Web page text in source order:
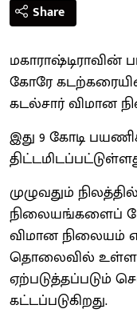
Share
கோரே
கடல்சார் விமான
இது 9 கோடி
முழுவதும்
நிலையங்களைப்
விமான நிலையம்
தொலைவில் உள்ள
ஏற்படுத்தப்படும்
கட்டப்படுகிறது.